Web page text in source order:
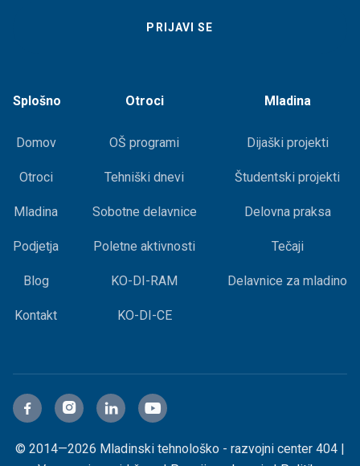
Splošno
Domov
Otroci
Mladina
Podjetja
Blog
Kontakt
Otroci
OŠ programi
Tehniški dnevi
Sobotne delavnice
Poletne aktivnosti
KO-DI-RAM
KO-DI-CE
Mladina
Dijaški projekti
Študentski projekti
Delovna praksa
Tečaji
Delavnice za mladino
© 2014—2026 Mladinski tehnološko - razvojni center 404 |
   